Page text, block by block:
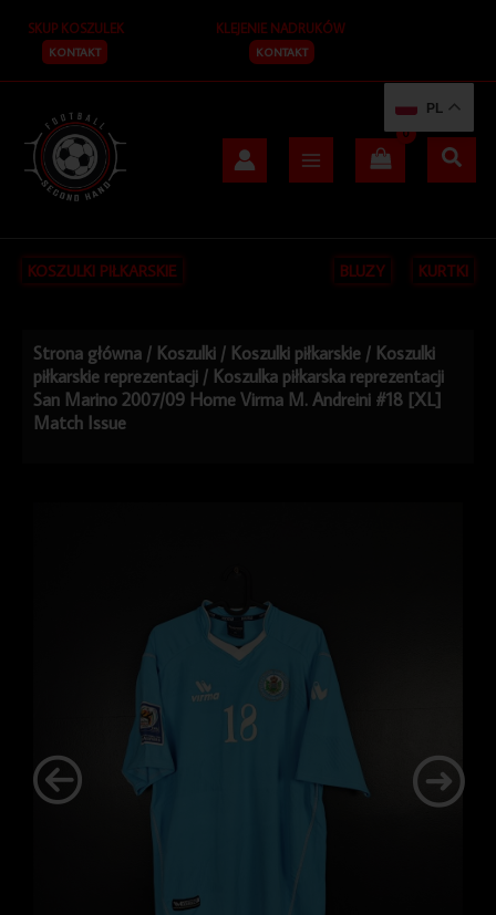
treści
SKUP KOSZULEK
KONTAKT
KLEJENIE NADRUKÓW
KONTAKT
KOSZULKI PIŁKARSKIE BLUZY KURTKI
Strona główna / Koszulki / Koszulki piłkarskie / Koszulki
piłkarskie reprezentacji / Koszulka piłkarska reprezentacji
San Marino 2007/09 Home Virma M. Andreini #18 [XL]
Match Issue
PL